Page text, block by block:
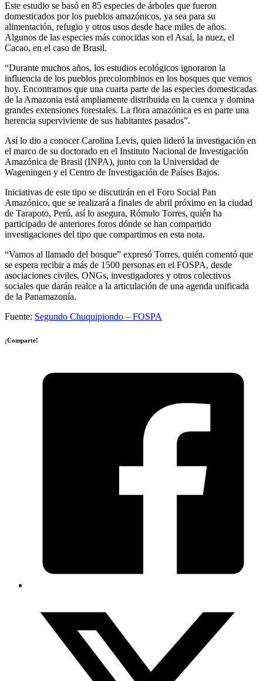
Este estudio se basó en 85 especies de árboles que fueron
domesticados por los pueblos amazónicos, ya sea para su
alimentación, refugio y otros usos desde hace miles de años.
Algunos de las especies más conocidas son el Asaí, la nuez, el
Cacao, en el caso de Brasil.
“Durante muchos años, los estudios ecológicos ignoraron la
influencia de los pueblos precolombinos en los bosques que vemos
hoy. Encontramos que una cuarta parte de las especies domesticadas
de la Amazonia está ampliamente distribuida en la cuenca y domina
grandes extensiones forestales. La flora amazónica es en parte una
herencia superviviente de sus habitantes pasados”.
Así lo dio a conocer Carolina Levis, quien lideró la investigación en
el marco de su doctorado en el Instituto Nacional de Investigación
Amazónica de Brasil (INPA), junto con la Universidad de
Wageningen y el Centro de Investigación de Países Bajos.
Iniciativas de este tipo se discutirán en el Foro Social Pan
Amazónico, que se realizará a finales de abril próximo en la ciudad
de Tarapoto, Perú, así lo asegura, Rómulo Torres, quién ha
participado de anteriores foros dónde se han compartido
investigaciones del tipo que compartimos en esta nota.
“Vamos al llamado del bosque” expresó Torres, quién comentó que
se espera recibir a más de 1500 personas en el FOSPA, desde
asociaciones civiles, ONGs, investigadores y otros colectivos
sociales que darán realce a la articulación de una agenda unificada
de la Panamazonía.
Fuente: Segundo Chuquipiondo – FOSPA
¡Comparte!